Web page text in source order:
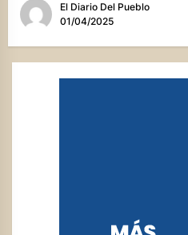
El Diario Del Pueblo
01/04/2025